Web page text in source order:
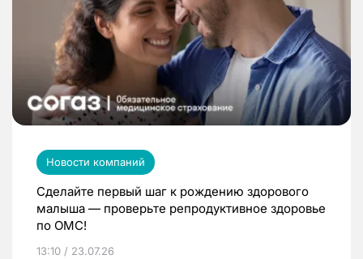
Новости компаний
Сделайте первый шаг к рождению здорового
малыша — проверьте репродуктивное здоровье
по ОМС!
13:10 / 23.07.26